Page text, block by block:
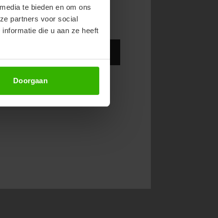
te bieden en om ons
partners voor social
die u aan ze heeft
Doorgaan